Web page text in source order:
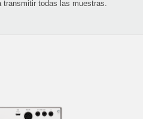
transmitir todas las muestras.